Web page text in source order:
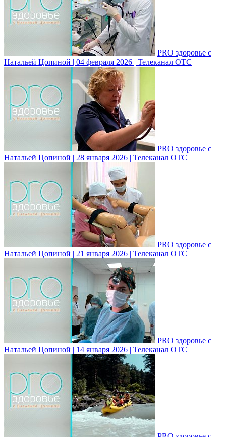
PRO здоровье с
Натальей Цопиной | 04 февраля 2026 | Телеканал ОТС
PRO здоровье с
Натальей Цопиной | 28 января 2026 | Телеканал ОТС
PRO здоровье с
Натальей Цопиной | 21 января 2026 | Телеканал ОТС
PRO здоровье с
Натальей Цопиной | 14 января 2026 | Телеканал ОТС